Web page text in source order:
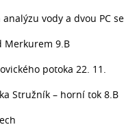
vody a dvou PC
Merkurem 9.B
potoka 22. 11.
Stružník – horní tok 8.B